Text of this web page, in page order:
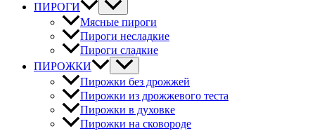
ПИРОГИ
Мясные пироги
Пироги несладкие
Пироги сладкие
ПИРОЖКИ
Пирожки без дрожжей
Пирожки из дрожжевого теста
Пирожки в духовке
Пирожки на сковороде